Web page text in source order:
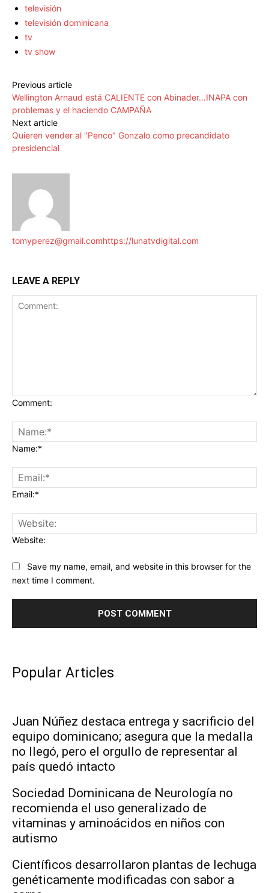
televisión
televisión dominicana
tv
tv show
Previous article
Wellington Arnaud está CALIENTE con Abinader…INAPA con
problemas y el haciendo CAMPAÑA
Next article
Quieren vender al "Penco" Gonzalo como precandidato
presidencial
tomyperez@gmail.comhttps://lunatvdigital.com
LEAVE A REPLY
Comment:
Name:*
Email:*
Website:
Save my name, email, and website in this browser for the
next time I comment.
Popular Articles
Juan Núñez destaca entrega y sacrificio del
equipo dominicano; asegura que la medalla
no llegó, pero el orgullo de representar al
país quedó intacto
Sociedad Dominicana de Neurología no
recomienda el uso generalizado de
vitaminas y aminoácidos en niños con
autismo
Científicos desarrollaron plantas de lechuga
genéticamente modificadas con sabor a